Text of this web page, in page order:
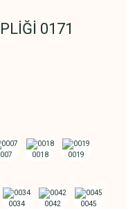
0171